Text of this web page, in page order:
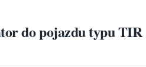
do pojazdu typu TIR